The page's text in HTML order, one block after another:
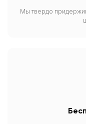
Мы твердо